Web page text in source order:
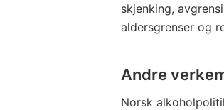
skjenking,
aldersgrenser og
Andre
Norsk